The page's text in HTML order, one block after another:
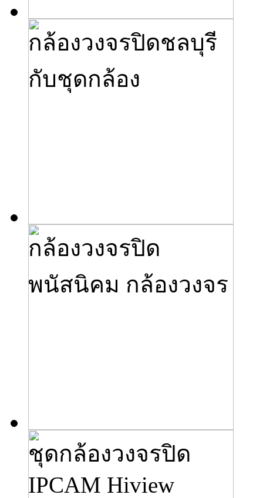
กล้องวงจรปิดชลบุรี
กับชุดกล้อง
กล้องวงจรปิด
พนัสนิคม กล้องวงจร
ชุดกล้องวงจรปิด
IPCAM Hiview